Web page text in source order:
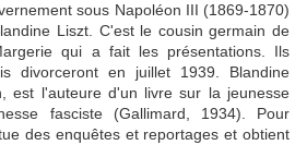
sous Napoléon III (1869-1870)
Liszt. C'est le cousin germain de
qui a fait les présentations. Ils
divorceront en juillet 1939. Blandine
est l'auteure d'un livre sur la jeunesse
fasciste (Gallimard, 1934). Pour
des enquêtes et reportages et obtient